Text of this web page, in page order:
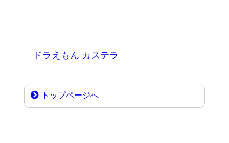
ドラえもん カステラ
トップページへ